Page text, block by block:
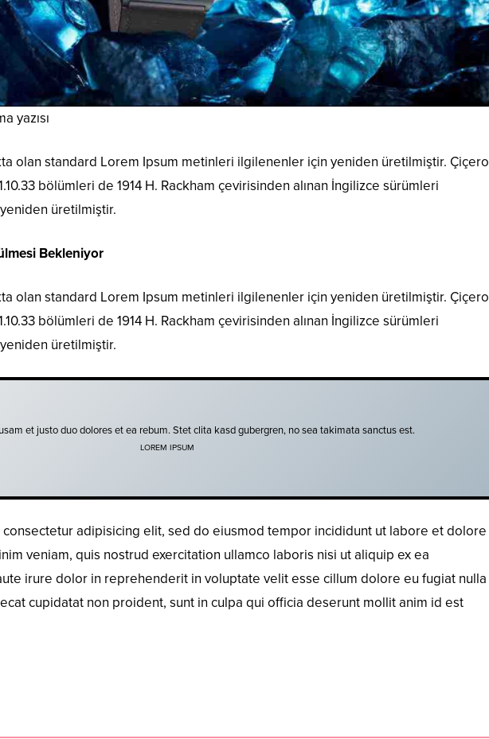
yazısı
olan standard Lorem Ipsum metinleri ilgilenenler için yeniden üretilmiştir. Çiçero
bölümleri de 1914 H. Rackham çevirisinden alınan İngilizce sürümleri
üretilmiştir.
Bekleniyor
olan standard Lorem Ipsum metinleri ilgilenenler için yeniden üretilmiştir. Çiçero
bölümleri de 1914 H. Rackham çevirisinden alınan İngilizce sürümleri
üretilmiştir.
et justo duo dolores et ea rebum. Stet clita kasd gubergren, no sea takimata sanctus est.
LOREM IPSUM
adipisicing elit, sed do eiusmod tempor incididunt ut labore et dolore
veniam, quis nostrud exercitation ullamco laboris nisi ut aliquip ex ea
irure dolor in reprehenderit in voluptate velit esse cillum dolore eu fugiat nulla
cupidatat non proident, sunt in culpa qui officia deserunt mollit anim id est